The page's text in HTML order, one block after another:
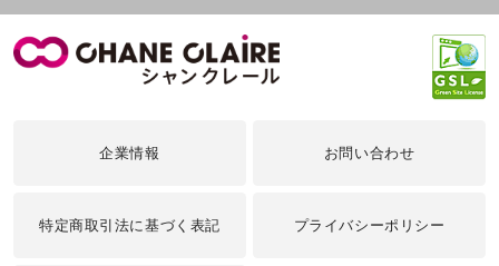
企業情報 お問い合わせ
特定商取引法に基づく表記 プライバシーポリシー